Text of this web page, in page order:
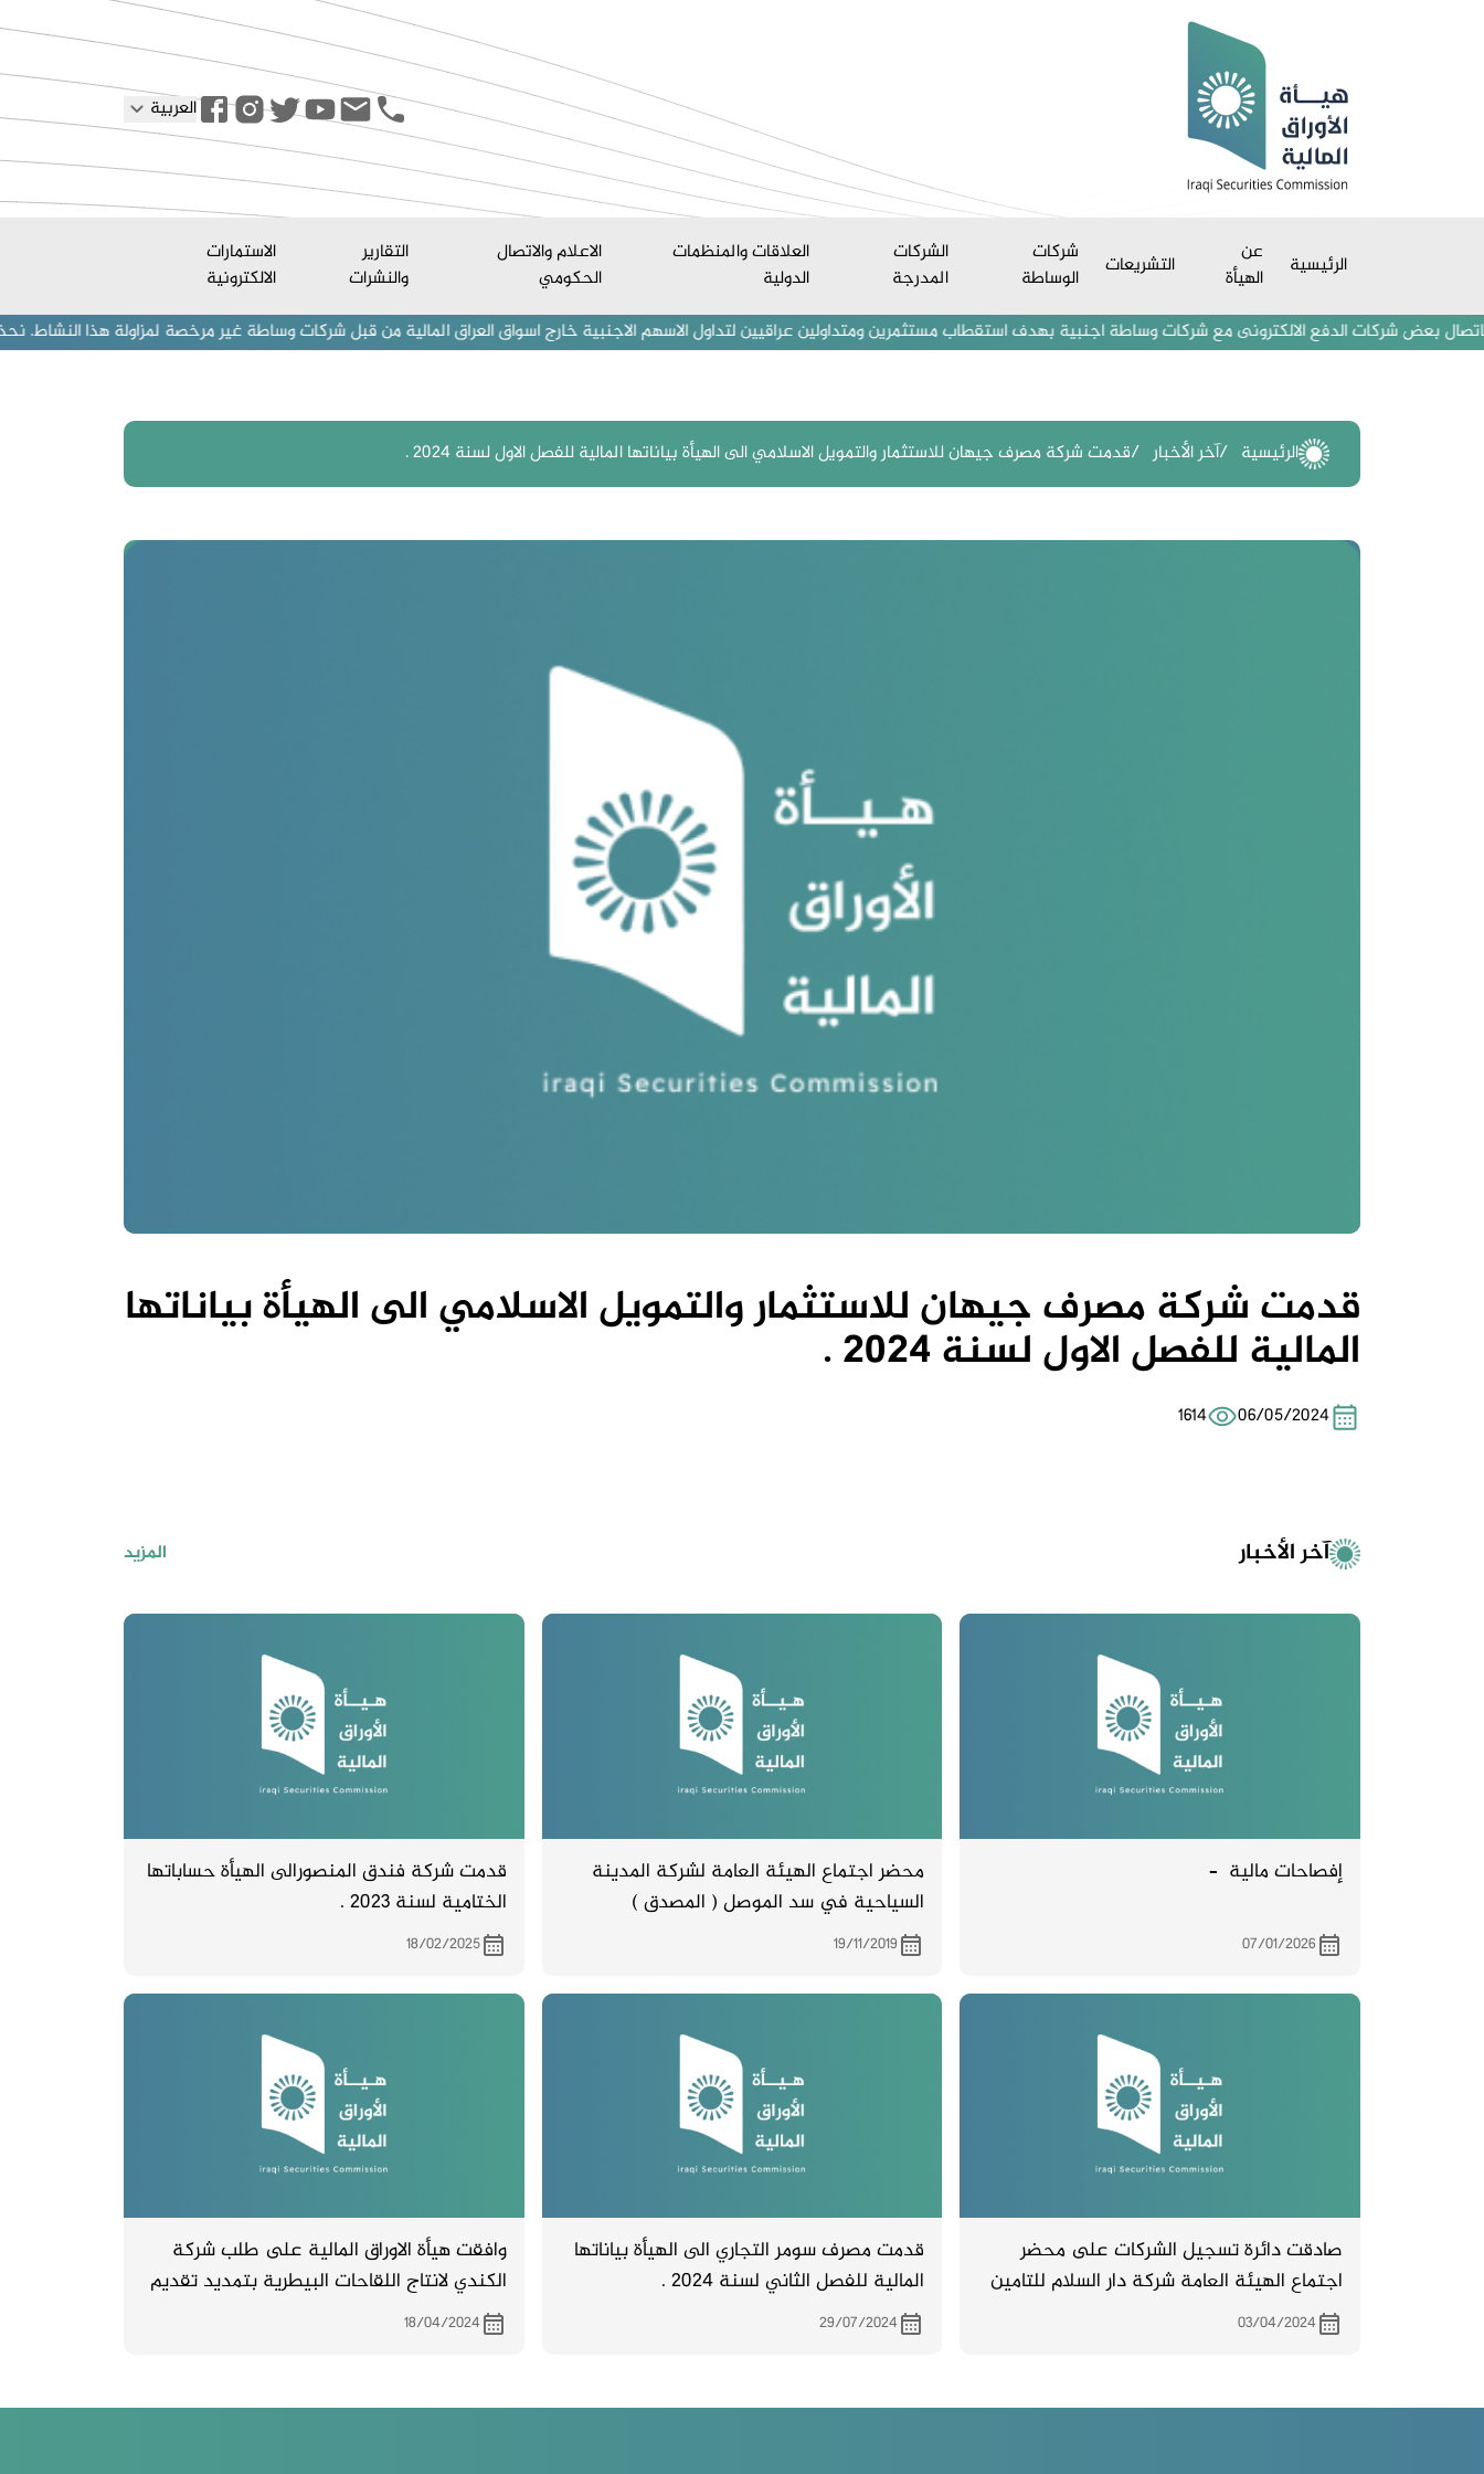
العربية
الرئيسية
عن
الهيأة
التشريعات
شركات
الوساطة
الشركات
المدرجة
العلاقات والمنظمات
الدولية
الاعلام والاتصال
الحكومي
التقارير
والنشرات
الاستمارات
الالكترونية
شركات الدفع الالكترونى مع شركات وساطة اجنبية بهدف استقطاب مستثمرين ومتداولين عراقيين لتداول الاسهم الاجنبية خارج اسواق العراق المالية من قبل شركات وساطة غير مرخصة لمزاولة هذا النشاط. نحذر
الرئيسية آخر الأخبار قدمت شركة مصرف جيهان للاستثمار والتمويل الاسلامي الى الهيأة بياناتها المالية للفصل الاول لسنة 2024 .
قدمت شركة مصرف جيهان للاستثمار والتمويل الاسلامي الى الهيأة بياناتها
المالية للفصل الاول لسنة 2024 .
06/05/2024
1614
آخر الأخبار المزيد
إفصاحات مالية –
07/01/2026
محضر اجتماع الهيئة العامة لشركة المدينة
السياحية في سد الموصل ( المصدق )
والمنعقد بتاريخ 29/11/2018 .
19/11/2019
قدمت شركة فندق المنصورالى الهيأة حساباتها
الختامية لسنة 2023 .
18/02/2025
صادقت دائرة تسجيل الشركات على محضر
اجتماع الهيئة العامة شركة دار السلام للتامين
والمنعقد بتاريخ 23/11/2023
03/04/2024
قدمت مصرف سومر التجاري الى الهيأة بياناتها
المالية للفصل الثاني لسنة 2024 .
29/07/2024
وافقت هيأة الاوراق المالية على طلب شركة
الكندي لانتاج اللقاحات البيطرية بتمديد تقديم
املين الاستمرار بالمتابعة مع ديوان الرقابة
البيانات بصورتها النهائية .
18/04/2024